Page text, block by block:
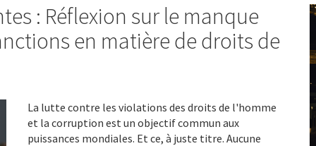
: Réflexion sur le manque
en matière de droits de
La lutte contre les violations des droits de l'homme
et la corruption est un objectif commun aux
puissances mondiales. Et ce, à juste titre. Aucune